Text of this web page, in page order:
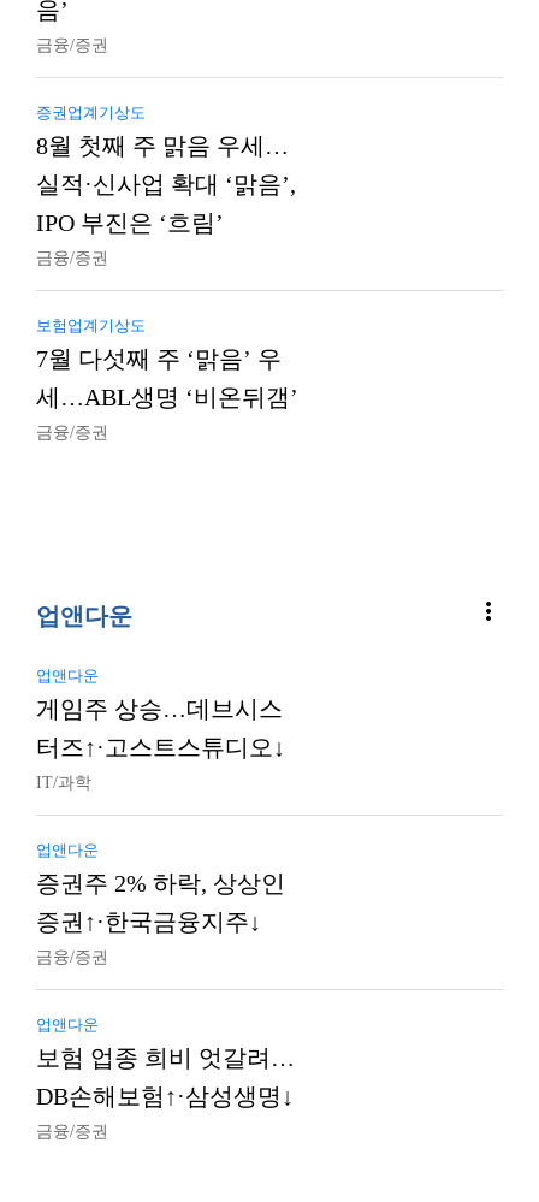
음’
금융/증권
증권업계기상도
8월 첫째 주 맑음 우세…
실적·신사업 확대 ‘맑음’,
IPO 부진은 ‘흐림’
금융/증권
보험업계기상도
7월 다섯째 주 ‘맑음’ 우
세…ABL생명 ‘비온뒤갬’
금융/증권
업앤다운 more_vert
업앤다운
게임주 상승…데브시스
터즈↑·고스트스튜디오↓
IT/과학
업앤다운
증권주 2% 하락, 상상인
증권↑·한국금융지주↓
금융/증권
업앤다운
보험 업종 희비 엇갈려…
DB손해보험↑·삼성생명↓
금융/증권